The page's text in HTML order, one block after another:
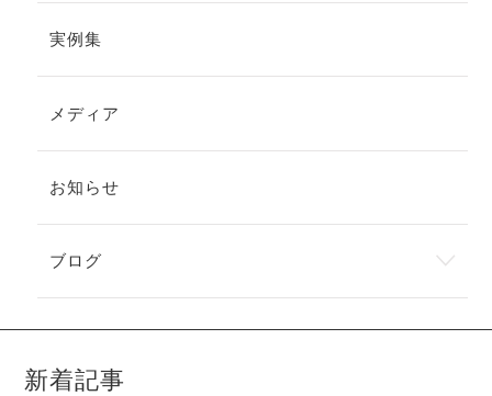
実例集
メディア
お知らせ
ブログ
新着記事